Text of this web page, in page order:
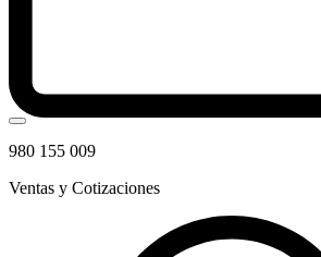
980 155 009
Ventas y Cotizaciones